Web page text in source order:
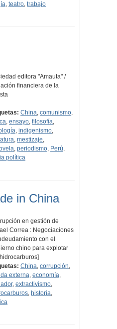
, teatro, trabajo
editora "Amauta" /
financiera de la
China,comunismo,
,ensayo,filosofía,
,indigenismo,
,mestizaje,
, periodismo, Perú,
política
in China
en gestión de
Correa : Negociaciones
con el
chino para explotar
China,corrupción,
externa,economía,
,extractivismo,
, historia,